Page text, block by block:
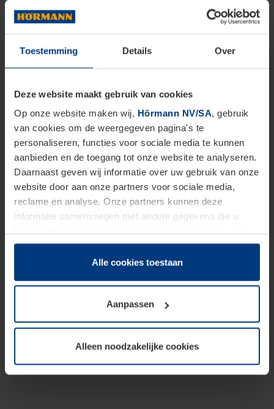
Toestemming Details Over
Deze website maakt gebruik van cookies
Op onze website maken wij, Hörmann NV/SA, gebruik
van cookies om de weergegeven pagina's te
personaliseren, functies voor sociale media te kunnen
aanbieden en de toegang tot onze website te analyseren.
Daarnaast geven wij informatie over uw gebruik van onze
website door aan onze partners voor sociale media,
reclame en analyse. Onze partners kunnen deze
informatie samenvoegen met andere gegevens die u
hun diensten hebben verzameld.
Juridisch hebben wij het recht om cookies op uw
van deze pagina's absoluut vereist is. Voor alle andere
soorten cookies is uw toestemming benodigd. Uw
toestemming kunt u op elk moment bij de uitleg van de
wijzigen of herroepen.
Alle cookies toestaan
Aanpassen
Alleen noodzakelijke cookies